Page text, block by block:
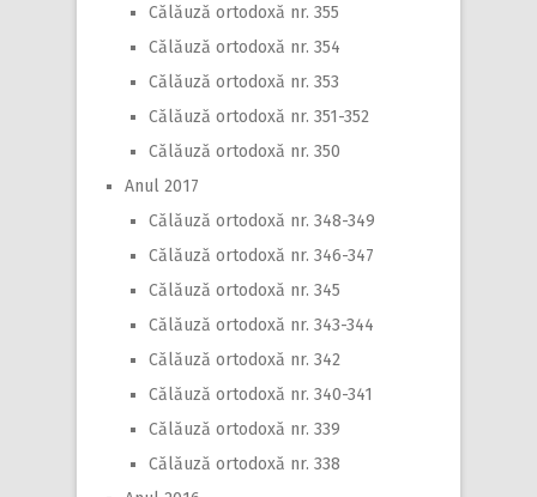
Călăuză ortodoxă nr. 355
Călăuză ortodoxă nr. 354
Călăuză ortodoxă nr. 353
Călăuză ortodoxă nr. 351-352
Călăuză ortodoxă nr. 350
Anul 2017
Călăuză ortodoxă nr. 348-349
Călăuză ortodoxă nr. 346-347
Călăuză ortodoxă nr. 345
Călăuză ortodoxă nr. 343-344
Călăuză ortodoxă nr. 342
Călăuză ortodoxă nr. 340-341
Călăuză ortodoxă nr. 339
Călăuză ortodoxă nr. 338